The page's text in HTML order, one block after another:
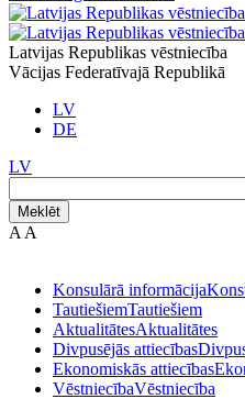
Latvijas Republikas vēstniecība
Vācijas Federatīvajā Republikā
LV
DE
LV
Meklēt
A A
Konsulārā informācija
TautiešiemTautiešiem
AktualitātesAktualitātes
Divpusējās attiecības
Ekonomiskās attiecības
VēstniecībaVēstniecība